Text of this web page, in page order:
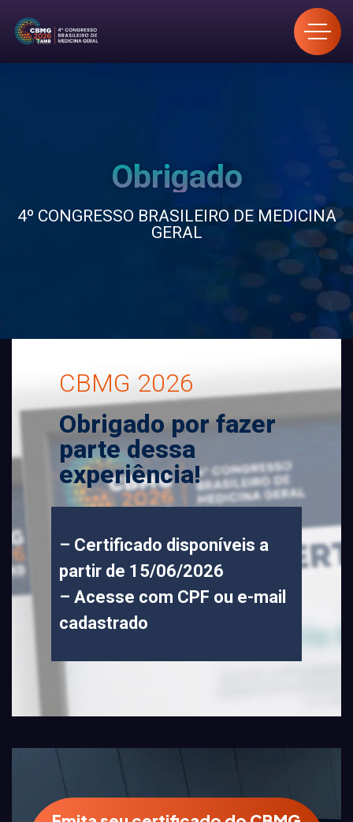
Obrigado
4º CONGRESSO BRASILEIRO DE MEDICINA
GERAL
CBMG 2026
Obrigado por fazer
parte dessa
experiência!
– Certificado disponíveis a
partir de 15/06/2026
– Acesse com CPF ou e-mail
cadastrado